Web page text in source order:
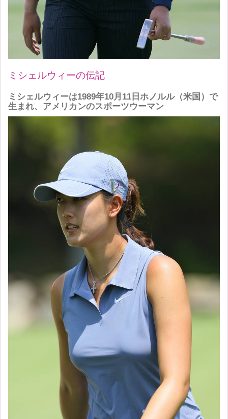
ミシェルウィーの伝記
ミシェルウィーは1989年10月11日 ホノルル（米国） で
生まれ、アメリカンのスポーツウーマン